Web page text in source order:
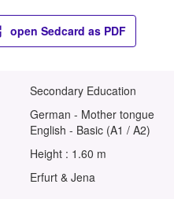
open Sedcard as PDF
Secondary Education
German - Mother tongue
English - Basic (A1 / A2)
Height : 1.60 m
Erfurt & Jena